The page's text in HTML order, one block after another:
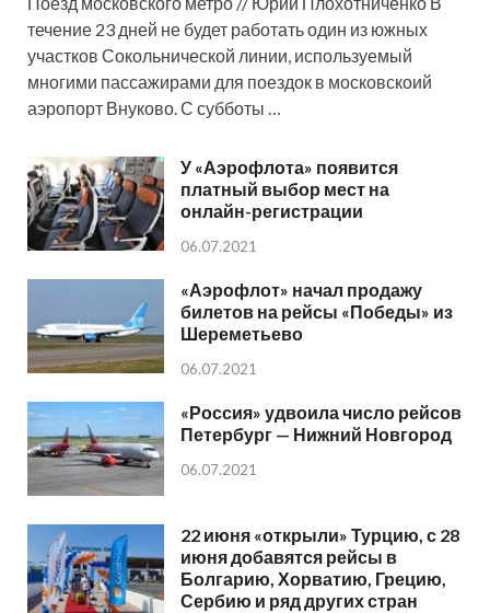
течение 23 дней не будет работать один из южных
участков Сокольнической линии, используемый
многими пассажирами для поездок в московскоий
аэропорт Внуково. С субботы …
У «Аэрофлота» появится
платный выбор мест на
онлайн-регистрации
06.07.2021
«Аэрофлот» начал продажу
билетов на рейсы «Победы» из
Шереметьево
06.07.2021
«Россия» удвоила число рейсов
Петербург — Нижний Новгород
06.07.2021
22 июня «открыли» Турцию, с 28
июня добавятся рейсы в
Болгарию, Хорватию, Грецию,
Сербию и ряд других стран